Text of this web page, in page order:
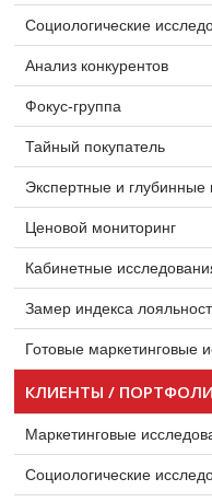
Социологические
Анализ конкурентов
Фокус-группа
Тайный покупатель
Экспертные и глубинные
Ценовой мониторинг
Кабинетные
Замер индекса
Готовые маркетинговые
КЛИЕНТЫ /
Маркетинговые
Социологические